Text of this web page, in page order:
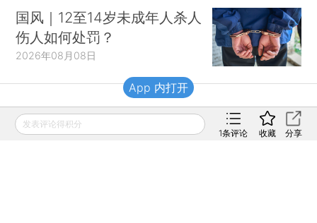
国风｜12至14岁未成年人杀人
伤人如何处罚？
2026年08月08日
财新移动
发表评论得积分
1条评论 收藏 分享
App 内打开